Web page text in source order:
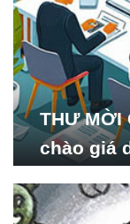
THƯ MỜI
chào giá
Nghiên